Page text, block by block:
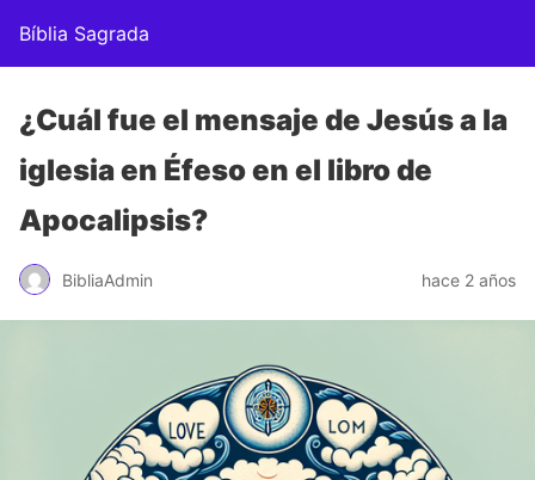
Bíblia Sagrada
¿Cuál fue el mensaje de Jesús a la
iglesia en Éfeso en el libro de
Apocalipsis?
BibliaAdmin hace 2 años